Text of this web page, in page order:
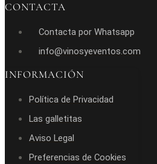
CONTACTA
Contacta por Whatsapp
info@vinosyeventos.com
INFORMACIÓN
Política de Privacidad
Las galletitas
Aviso Legal
Preferencias de Cookies